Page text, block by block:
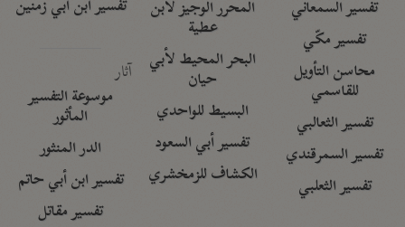
تفسير السمعاني
تفسير مكّي
محاسن التأويل
للقاسمي
تفسير الثعالبي
تفسير السمرقندي
تفسير الثعلبي
المحرر الوجيز لابن
عطية
البحر المحيط لأبي
حيان
البسيط للواحدي
تفسير أبي السعود
الكشاف للزمخشري
تفسير ابن أبي زمنين
آثار
موسوعة التفسير
المأثور
الدر المنثور
تفسير ابن أبي حاتم
تفسير مقاتل